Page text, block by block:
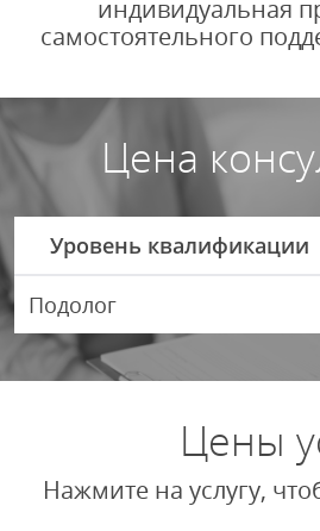
индивидуальная
самостоятельного
Цена
Уровень квалификации
Подолог
Цены
Нажмите на услугу,